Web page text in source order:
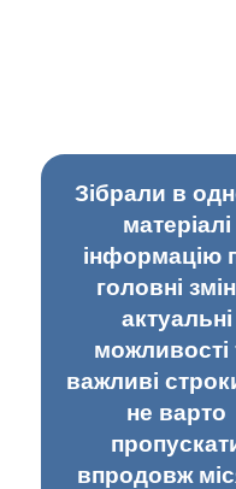
Зібрали в
матеріалі
інформацію
головні
актуальні
можливості
важливі
не варто
впродовж